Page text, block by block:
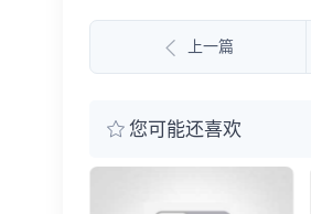
上一篇
您可能还喜欢